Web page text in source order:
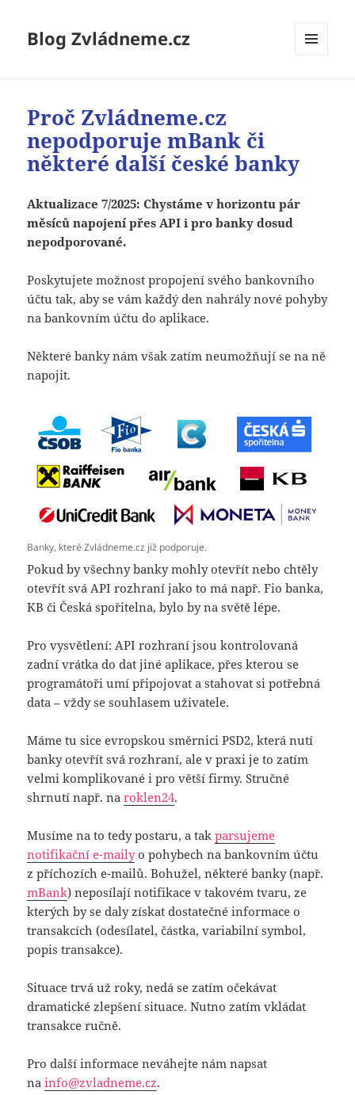
Blog Zvládneme.cz
Proč Zvládneme.cz
nepodporuje mBank či
některé další české banky
Aktualizace 7/2025: Chystáme v horizontu pár
měsíců napojení přes API i pro banky dosud
nepodporované.
Poskytujete možnost propojení svého bankovního
účtu tak, aby se vám každý den nahrály nové pohyby
na bankovním účtu do aplikace.
Některé banky nám však zatím neumožňují se na ně
napojit.
Banky, které Zvládneme.cz již podporuje.
Pokud by všechny banky mohly otevřít nebo chtěly
otevřít svá API rozhraní jako to má např. Fio banka,
KB či Česká spořitelna, bylo by na světě lépe.
Pro vysvětlení: API rozhraní jsou kontrolovaná
zadní vrátka do dat jiné aplikace, přes kterou se
programátoři umí připojovat a stahovat si potřebná
data – vždy se souhlasem uživatele.
Máme tu sice evropskou směrnici PSD2, která nutí
banky otevřít svá rozhraní, ale v praxi je to zatím
velmi komplikované i pro větší firmy. Stručné
shrnutí např. naroklen24.
Musíme na to tedy postaru, a takparsujeme
notifikační e-mailyo pohybech na bankovním účtu
z příchozích e-mailů. Bohužel, některé banky (např.
mBank) neposílají notifikace v takovém tvaru, ze
kterých by se daly získat dostatečné informace o
transakcích (odesílatel, částka, variabilní symbol,
popis transakce).
Situace trvá už roky, nedá se zatím očekávat
dramatické zlepšení situace. Nutno zatím vkládat
transakce ručně.
Pro další informace neváhejte nám napsat
nainfo@zvladneme.cz.